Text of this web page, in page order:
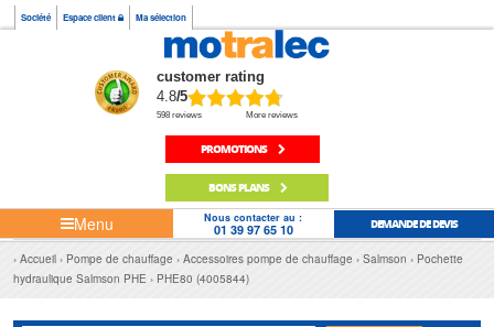
Société Espace client Ma sélection
customer rating
4.8/5
598 reviews More reviews
PROMOTIONS
BONS PLANS
Menu Nous contacter au :
01 39 97 65 10 DEMANDE DE DEVIS
Accueil Pompe de chauffage Accessoires pompe de chauffage Salmson
Pochette
hydraulique Salmson PHE
PHE80 (4005844)